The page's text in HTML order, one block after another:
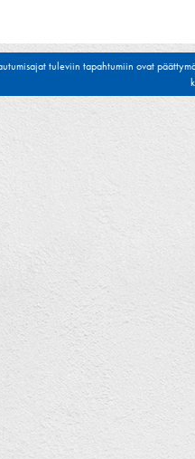
tuleviin tapahtumiin ovat